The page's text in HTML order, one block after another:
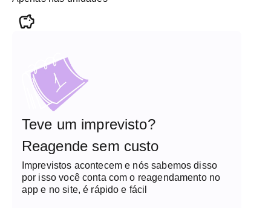
Teve um imprevisto?
Reagende sem custo
Imprevistos acontecem e nós sabemos disso
por isso você conta com o reagendamento no
app e no site, é rápido e fácil